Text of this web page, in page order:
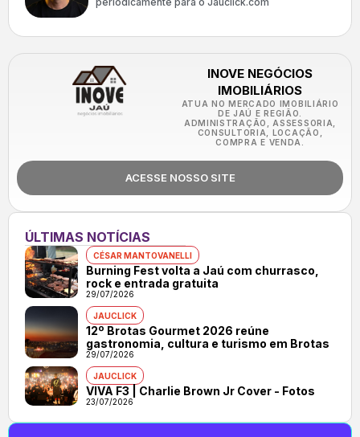
INOVE NEGÓCIOS
IMOBILIÁRIOS
ATUA NO MERCADO IMOBILIÁRIO
DE JAÚ E REGIÃO.
ADMINISTRAÇÃO, ASSESSORIA,
CONSULTORIA, LOCAÇÃO,
COMPRA E VENDA.
ACESSE NOSSO SITE
ÚLTIMAS NOTÍCIAS
CÉSAR MANTOVANELLI
Burning Fest volta a Jaú com churrasco,
rock e entrada gratuita
29/07/2026
JAUCLICK
12º Brotas Gourmet 2026 reúne
gastronomia, cultura e turismo em Brotas
29/07/2026
JAUCLICK
VIVA F3 | Charlie Brown Jr Cover - Fotos
23/07/2026